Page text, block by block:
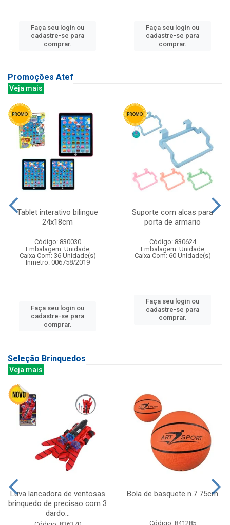
Faça seu login ou
cadastre-se para
comprar.
Faça seu login ou
cadastre-se para
comprar.
Promoções Atef
Veja mais
Tablet interativo bilingue
24x18cm
Código: 830030
Embalagem: Unidade
Caixa Com: 36 Unidade(s)
Inmetro: 006758/2019
Faça seu login ou
cadastre-se para
comprar.
Suporte com alcas para
porta de armario
Código: 830624
Embalagem: Unidade
Caixa Com: 60 Unidade(s)
Faça seu login ou
cadastre-se para
comprar.
Seleção Brinquedos
Veja mais
Luva lancadora de ventosas
brinquedo de precisao com 3
dardo...
Bola de basquete n.7 75cm
Código: 841285